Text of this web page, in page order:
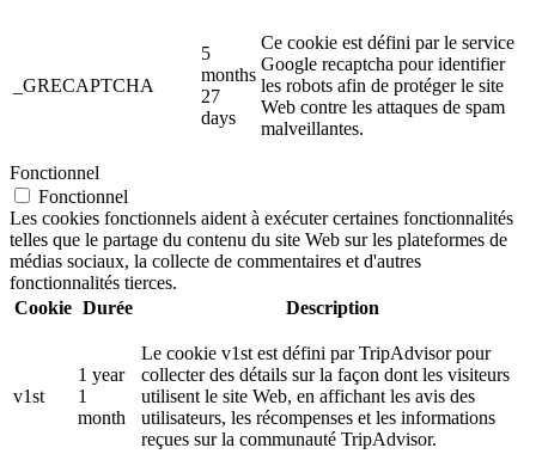
_GRECAPTCHA
5
months
27
days
Ce cookie est défini par le service
Google recaptcha pour identifier
les robots afin de protéger le site
Web contre les attaques de spam
malveillantes.
Fonctionnel
Fonctionnel
Les cookies fonctionnels aident à exécuter certaines fonctionnalités
telles que le partage du contenu du site Web sur les plateformes de
médias sociaux, la collecte de commentaires et d'autres
fonctionnalités tierces.
Cookie Durée Description
v1st
1 year
1
month
Le cookie v1st est défini par TripAdvisor pour
collecter des détails sur la façon dont les visiteurs
utilisent le site Web, en affichant les avis des
utilisateurs, les récompenses et les informations
reçues sur la communauté TripAdvisor.